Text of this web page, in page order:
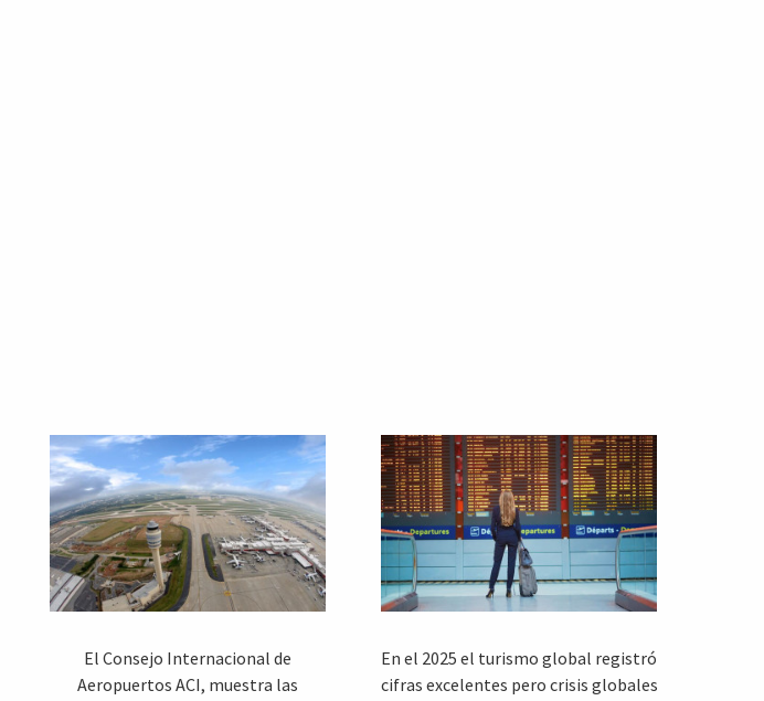
El Consejo Internacional de
Aeropuertos ACI, muestra las
En el 2025 el turismo global registró
cifras excelentes pero crisis globales